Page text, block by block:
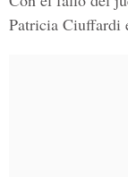
Patricia Ciuffardi